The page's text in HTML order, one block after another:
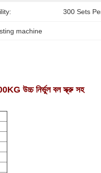
300 Sets
machine
উচ্চ নির্ভুল বল স্ক্রু সহ